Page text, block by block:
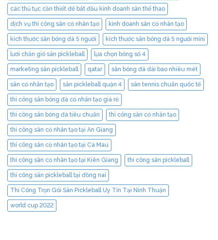
các thủ tục cần thiết để bắt đầu kinh doanh sân thể thao
dịch vụ thi công sân cỏ nhân tạo kinh doanh sân cỏ nhân tạo
kích thước sân bóng đá 5 người kích thước sân bóng đá 5 người mini
lưới chắn gió sân pickleball lựa chọn bóng số 4
marketing sân pickleball qatar sân bóng đá dài bao nhiêu mét
sân cỏ nhân tạo sân pickleball quận 4 sân tennis chuẩn quốc tế
thi công sân bóng đá cỏ nhân tạo giá rẻ
thi công sân bóng đá tiêu chuẩn thi công sân cỏ nhân tạo
thi công sân cỏ nhân tạo tại An Giang
thi công sân cỏ nhân tạo tại Cà Mau
thi công sân cỏ nhân tạo tại Kiên Giang thi công sân pickleball
thi công sân pickleball tại đồng nai
Thi Công Trọn Gói Sân Pickleball Uy Tín Tại Ninh Thuận
world cup 2022